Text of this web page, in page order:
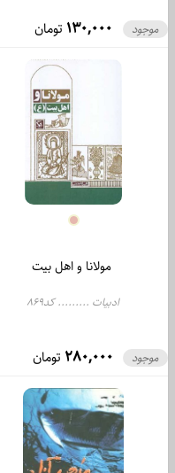
130,000 تومان موجود
مولانا و اهل بیت
ادبیات ......... کد869
280,000 تومان موجود